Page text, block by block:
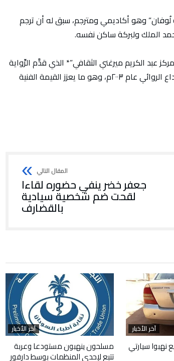
لُوفان” وهو أكاديمي ومترجم، سبق له أن ترجم
الملك ولبركة ساكن نفسه.
عبد الكريم ميرغني الثقافي”* الذي قدَّم الرِّواية
لأول مرة إلى القراء السودانيين عبر جائزة الطيب صالح للإبداع الروائي عام ٢٠٠٣م، وهو ما يعزز القيمة الفنية
جعفر خضر ينفي حضوره لقاءا
لقحت ضم شخصية سيادية
بالقضارف
آخر الأخبار
نهبوا سيارتي
آخر الأخبار
مسلحون ينهبون مستودعا وعربة
تتبع لإحدى المنظمات بوسط دارفور